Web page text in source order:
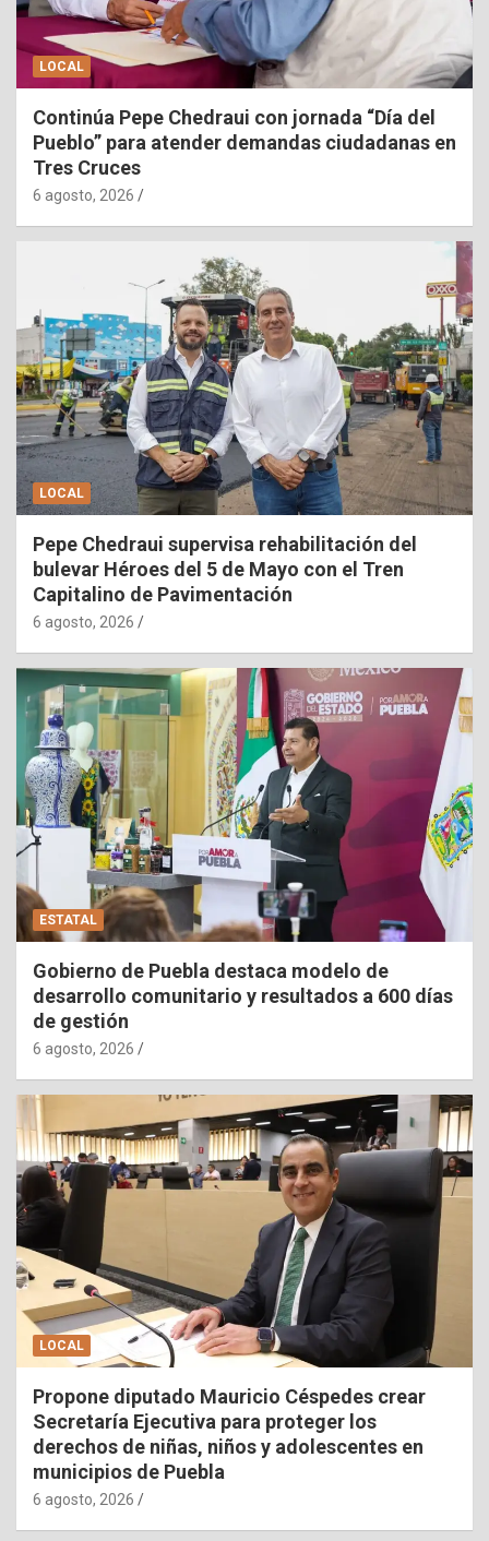
LOCAL
Continúa Pepe Chedraui con jornada “Día del
Pueblo” para atender demandas ciudadanas en
Tres Cruces
6 agosto, 2026
LOCAL
Pepe Chedraui supervisa rehabilitación del
bulevar Héroes del 5 de Mayo con el Tren
Capitalino de Pavimentación
6 agosto, 2026
ESTATAL
Gobierno de Puebla destaca modelo de
desarrollo comunitario y resultados a 600 días
de gestión
6 agosto, 2026
LOCAL
Propone diputado Mauricio Céspedes crear
Secretaría Ejecutiva para proteger los
derechos de niñas, niños y adolescentes en
municipios de Puebla
6 agosto, 2026